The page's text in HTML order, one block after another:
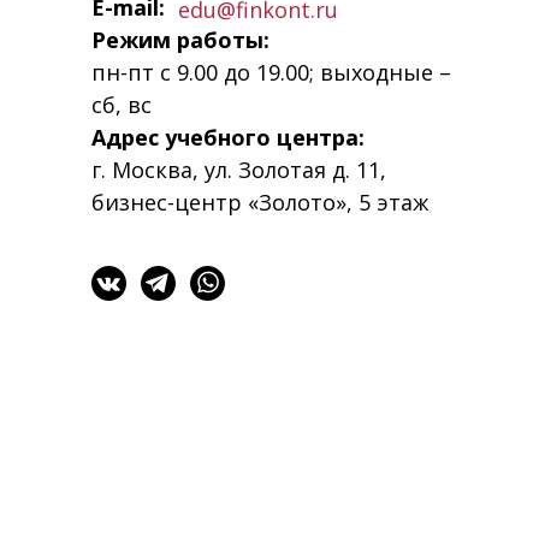
E-mail:
Режим работы:
пн-пт с 9.00 до 19.00; выходные –
сб, вс
Адрес учебного центра:
г. Москва, ул. Золотая д. 11,
бизнес-центр «Золото», 5 этаж
edu@finkont.ru